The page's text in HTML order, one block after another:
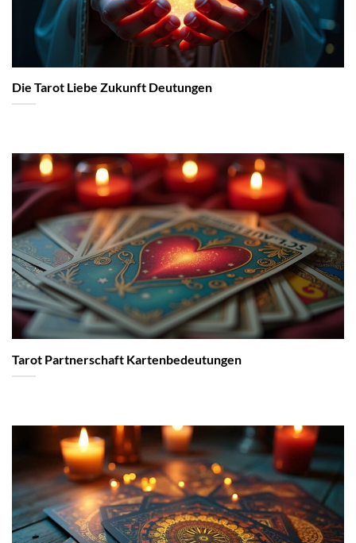
Die Tarot Liebe Zukunft Deutungen
Tarot Partnerschaft Kartenbedeutungen